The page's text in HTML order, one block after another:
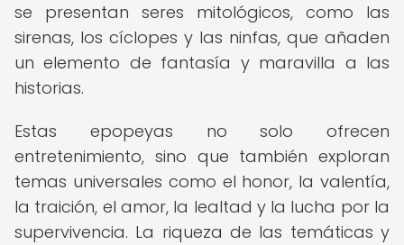
se presentan seres mitológicos, como las
sirenas, los cíclopes y las ninfas, que añaden
un elemento de fantasía y maravilla a las
historias.
Estas epopeyas no solo ofrecen
entretenimiento, sino que también exploran
temas universales como el honor, la valentía,
la traición, el amor, la lealtad y la lucha por la
supervivencia. La riqueza de las temáticas y